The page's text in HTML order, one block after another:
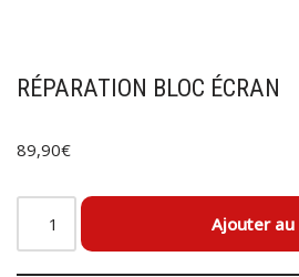
RÉPARATION BLOC ÉCRAN
89,90€
Ajouter au